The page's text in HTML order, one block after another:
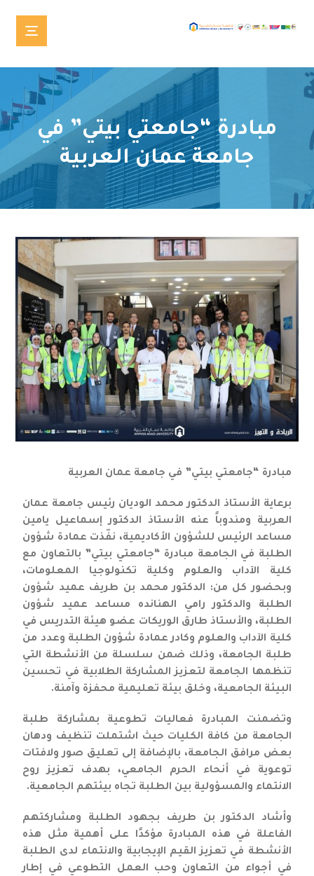
مبادرة “جامعتي بيتي” في
جامعة عمان العربية
مبادرة “جامعتي بيتي” في جامعة عمان العربية
برعاية الأستاذ الدكتور محمد الوديان رئيس جامعة عمان
العربية ومندوباً عنه الأستاذ الدكتور إسماعيل يامين
مساعد الرئيس للشؤون الأكاديمية، نفّذت عمادة شؤون
الطلبة في الجامعة مبادرة “جامعتي بيتي” بالتعاون مع
كلية الآداب والعلوم وكلية تكنولوجيا المعلومات،
وبحضور كل من: الدكتور محمد بن طريف عميد شؤون
الطلبة والدكتور رامي الهنانده مساعد عميد شؤون
الطلبة، والأستاذ طارق الوريكات عضو هيئة التدريس في
كلية الآداب والعلوم وكادر عمادة شؤون الطلبة وعدد من
طلبة الجامعة، وذلك ضمن سلسلة من الأنشطة التي
تنظمها الجامعة لتعزيز المشاركة الطلابية في تحسين
البيئة الجامعية، وخلق بيئة تعليمية محفزة وآمنة.
وتضمنت المبادرة فعاليات تطوعية بمشاركة طلبة
الجامعة من كافة الكليات حيث اشتملت تنظيف ودهان
بعض مرافق الجامعة، بالإضافة إلى تعليق صور ولافتات
توعوية في أنحاء الحرم الجامعي، بهدف تعزيز روح
الانتماء والمسؤولية بين الطلبة تجاه بيئتهم الجامعية.
وأشاد الدكتور بن طريف بجهود الطلبة ومشاركتهم
الفاعلة في هذه المبادرة مؤكدًا على أهمية مثل هذه
الأنشطة في تعزيز القيم الإيجابية والانتماء لدى الطلبة
في أجواء من التعاون وحب العمل التطوعي في إطار